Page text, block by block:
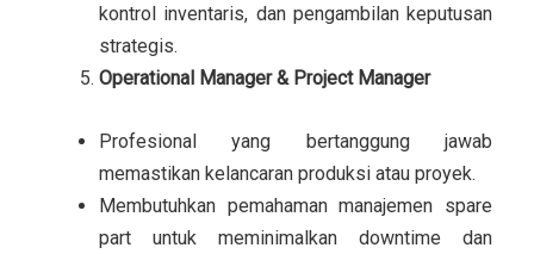
kontrol inventaris, dan pengambilan keputusan
strategis.
Operational Manager & Project Manager
Profesional yang bertanggung jawab
memastikan kelancaran produksi atau proyek.
Membutuhkan pemahaman manajemen spare
part untuk meminimalkan downtime dan